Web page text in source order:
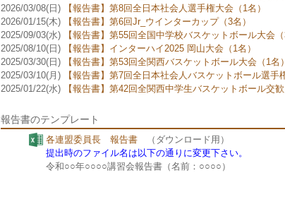
2026/03/08(日)
【報告書】第8回全日本社会人選手権大会（1名）
2026/01/15(木)
【報告書】第6回Jr_ウインターカップ（3名）
2025/09/03(水)
【報告書】第55回全国中学校バスケットボール大会
2025/08/10(日)
【報告書】インターハイ2025 岡山大会（1名）
2025/03/30(日)
【報告書】第53回全関西バスケットボール大会（1名）
2025/03/10(月)
【報告書】第7回全日本社会人バスケットボール選手
2025/01/22(水)
【報告書】第42回全関西中学生バスケットボール交歓
報告書のテンプレート
各連盟委員長 報告書 （ダウンロード用）
提出時のファイル名は以下の通りに変更下さい。
令和○○年○○○○講習会報告書（名前：○○○○）